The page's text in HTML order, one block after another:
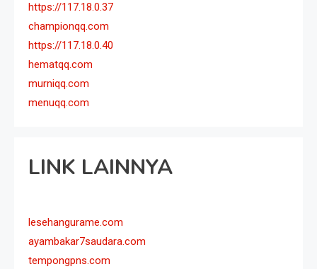
https://117.18.0.37
championqq.com
https://117.18.0.40
hematqq.com
murniqq.com
menuqq.com
LINK LAINNYA
lesehangurame.com
ayambakar7saudara.com
tempongpns.com